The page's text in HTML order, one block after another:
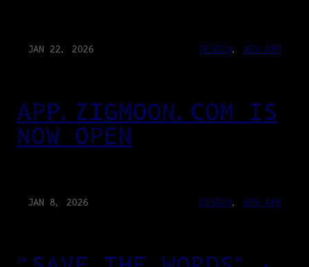
JAN 22, 2026 DESIGN, WEB-APP
APP.ZIGMOON.COM IS
NOW OPEN
JAN 8, 2026 DESIGN, WEB-APP